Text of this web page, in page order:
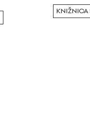
KNIŽNICA